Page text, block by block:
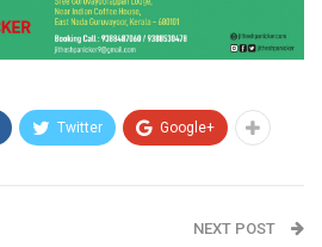
Twitter Google+
NEXT POST